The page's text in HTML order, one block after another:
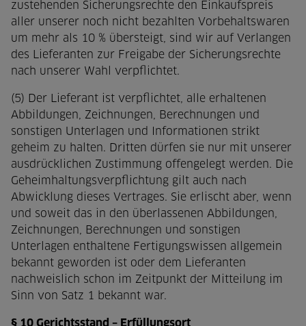
zustehenden Sicherungsrechte den Einkaufspreis
aller unserer noch nicht bezahlten Vorbehaltswaren
um mehr als 10 % übersteigt, sind wir auf Verlangen
des Lieferanten zur Freigabe der Sicherungsrechte
nach unserer Wahl verpflichtet.
(5) Der Lieferant ist verpflichtet, alle erhaltenen
Abbildungen, Zeichnungen, Berechnungen und
sonstigen Unterlagen und Informationen strikt
geheim zu halten. Dritten dürfen sie nur mit unserer
ausdrücklichen Zustimmung offengelegt werden. Die
Geheimhaltungsverpflichtung gilt auch nach
Abwicklung dieses Vertrages. Sie erlischt aber, wenn
und soweit das in den überlassenen Abbildungen,
Zeichnungen, Berechnungen und sonstigen
Unterlagen enthaltene Fertigungswissen allgemein
bekannt geworden ist oder dem Lieferanten
nachweislich schon im Zeitpunkt der Mitteilung im
Sinn von Satz 1 bekannt war.
§ 10 Gerichtsstand – Erfüllungsort